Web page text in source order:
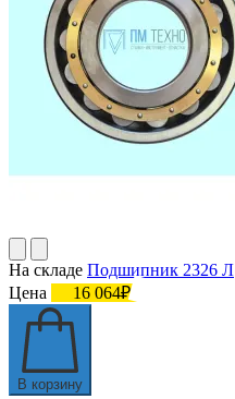
На складе Подшипник 2326 Л
Цена
16 064₽
В корзину